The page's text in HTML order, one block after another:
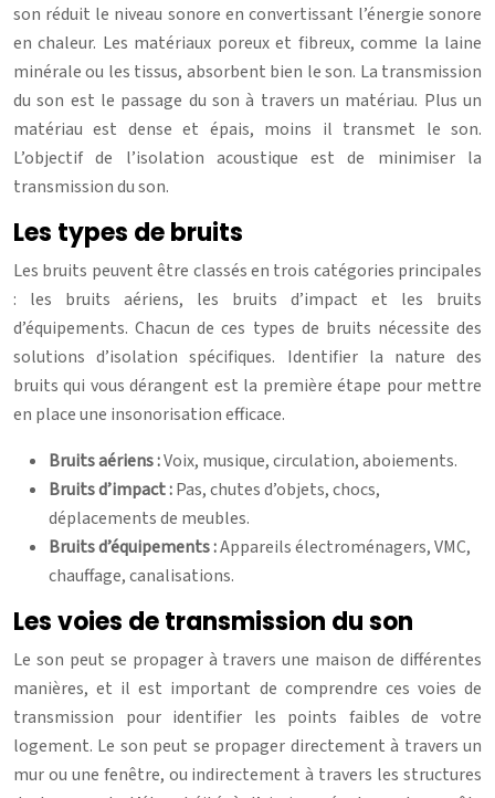
son réduit le niveau sonore en convertissant l’énergie sonore
en chaleur. Les matériaux poreux et fibreux, comme la laine
minérale ou les tissus, absorbent bien le son. La transmission
du son est le passage du son à travers un matériau. Plus un
matériau est dense et épais, moins il transmet le son.
L’objectif de l’isolation acoustique est de minimiser la
transmission du son.
Les types de bruits
Les bruits peuvent être classés en trois catégories principales
: les bruits aériens, les bruits d’impact et les bruits
d’équipements. Chacun de ces types de bruits nécessite des
solutions d’isolation spécifiques. Identifier la nature des
bruits qui vous dérangent est la première étape pour mettre
en place une insonorisation efficace.
Bruits aériens :Voix, musique, circulation, aboiements.
Bruits d’impact :Pas, chutes d’objets, chocs,
déplacements de meubles.
Bruits d’équipements :Appareils électroménagers, VMC,
chauffage, canalisations.
Les voies de transmission du son
Le son peut se propager à travers une maison de différentes
manières, et il est important de comprendre ces voies de
transmission pour identifier les points faibles de votre
logement. Le son peut se propager directement à travers un
mur ou une fenêtre, ou indirectement à travers les structures